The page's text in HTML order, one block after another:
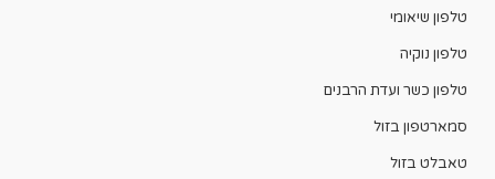
טלפון שיאומי
טלפון נוקיה
טלפון כשר ועדת הרבנים
סמארטפון בזול
טאבלט בזול